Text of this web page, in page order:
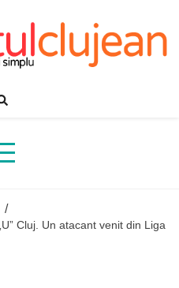
Cluj. Un atacant venit din Liga